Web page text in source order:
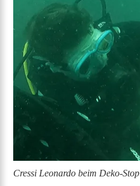
Cressi Leonardo beim Deko-